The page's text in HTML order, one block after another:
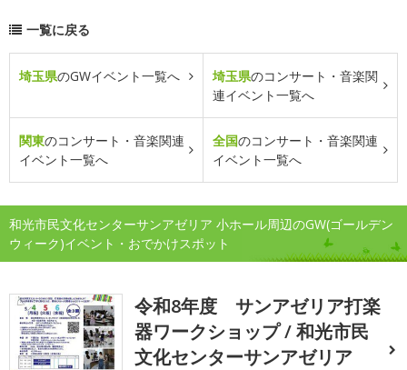
一覧に戻る
埼玉県のGWイベント一覧へ 埼玉県のコンサート・音楽関
連イベント一覧へ
関東のコンサート・音楽関連
イベント一覧へ
全国のコンサート・音楽関連
イベント一覧へ
和光市民文化センターサンアゼリア 小ホール周辺のGW(ゴールデン
ウィーク)イベント・おでかけスポット
令和8年度 サンアゼリア打楽
器ワークショップ / 和光市民
文化センターサンアゼリア